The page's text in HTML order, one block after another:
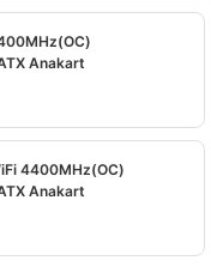
Anakart
4400MHz(OC)
Anakart